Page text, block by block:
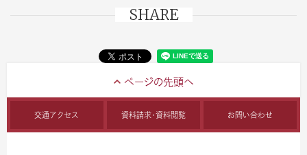
SHARE
交通アクセス 資料請求・資料閲覧 お問い合わせ